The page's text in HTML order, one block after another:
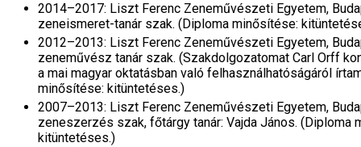
2014–2017: Liszt Ferenc Zeneművészeti Egyetem,
zeneismeret-tanár szak. (Diploma minősítése:
2012–2013: Liszt Ferenc Zeneművészeti Egyetem,
zeneművész tanár szak. (Szakdolgozatomat Carl Orff
a mai magyar oktatásban való felhasználhatóságáról
minősítése: kitüntetéses.)
2007–2013: Liszt Ferenc Zeneművészeti Egyetem,
zeneszerzés szak, főtárgy tanár: Vajda János. (Diploma
kitüntetéses.)